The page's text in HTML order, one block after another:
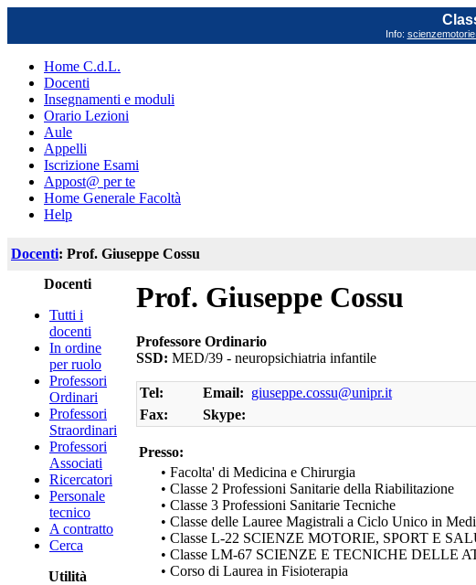
Info:
Home C.d.L.
Docenti
Insegnamenti e moduli
Orario Lezioni
Aule
Appelli
Iscrizione Esami
Appost@ per te
Home Generale Facoltà
Help
Docenti: Prof. Giuseppe Cossu
Docenti
Tutti i
docenti
In ordine
per ruolo
Professori
Ordinari
Professori
Straordinari
Professori
Associati
Ricercatori
Personale
tecnico
A contratto
Cerca
Utilità
Prof. Giuseppe Cossu
Professore Ordinario
SSD: MED/39 - neuropsichiatria infantile
Tel: Email: giuseppe.cossu@unipr.it
Fax:
Skype:
Presso:
• Facolta' di Medicina e Chirurgia
• Classe 2 Professioni Sanitarie della Riabilitazione
• Classe 3 Professioni Sanitarie Tecniche
• Classe delle Lauree Magistrali a Ciclo Unico in
• Classe L-22 SCIENZE MOTORIE, SPORT E
• Classe LM-67 SCIENZE E TECNICHE DELLE
• Corso di Laurea in Fisioterapia